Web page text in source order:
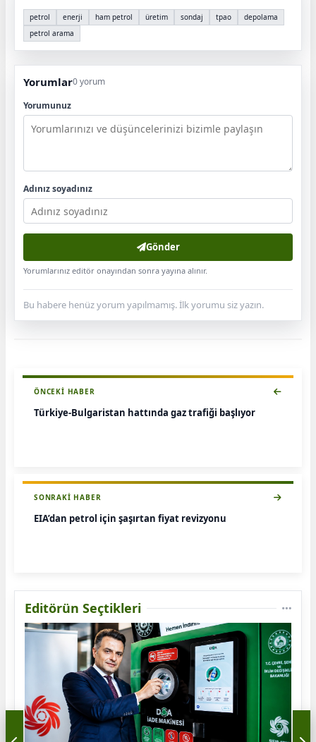
petrol enerji ham petrol üretim sondaj tpao
depolama
petrol arama
Yorumlar0 yorum
Yorumunuz
Adınız soyadınız
Gönder
Yorumlarınız editör onayından sonra yayına alınır.
Bu habere henüz yorum yapılmamış. İlk yorumu siz yazın.
ÖNCEKI HABER
Türkiye-Bulgaristan hattında gaz trafiği başlıyor
SONRAKI HABER
EIA’dan petrol için şaşırtan fiyat revizyonu
Editörün Seçtikleri